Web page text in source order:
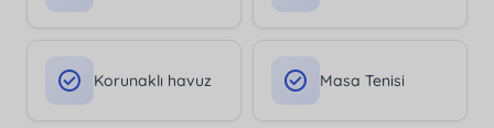
Korunaklı havuz Masa Tenisi